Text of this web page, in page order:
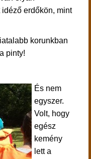
erdőkön, mint
korunkban
pinty!
És nem
egyszer.
Volt, hogy
egész
kemény
lett a